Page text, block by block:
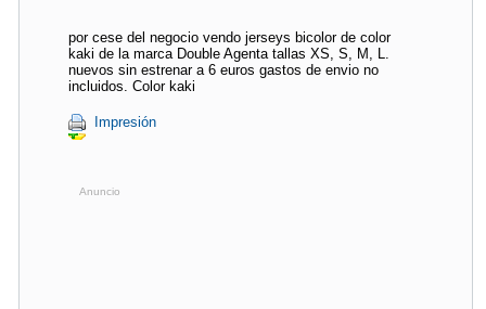
por cese del negocio vendo jerseys bicolor de color
kaki de la marca Double Agenta tallas XS, S, M, L.
nuevos sin estrenar a 6 euros gastos de envio no
incluidos. Color kaki
Impresión
Anuncio